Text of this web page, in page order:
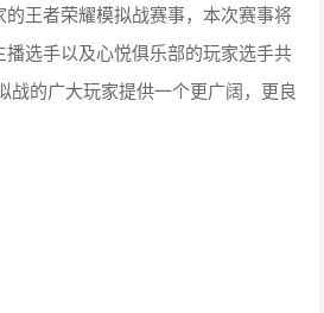
王者荣耀模拟战赛事，本次赛事将
选手以及心悦俱乐部的玩家选手共
战的广大玩家提供一个更广阔，更良